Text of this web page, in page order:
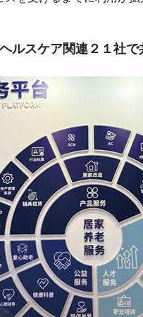
ルスケア関連２１社で